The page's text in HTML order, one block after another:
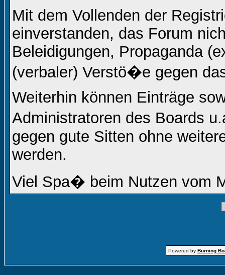
Mit dem Vollenden der
einverstanden, das Forum
Beleidigungen, Propaganda
(verbaler) Verstö�e gegen
Weiterhin können Einträge
Administratoren des Boards
gegen gute Sitten ohne
werden.
Viel Spa� beim Nutzen vom
Powered by Burning